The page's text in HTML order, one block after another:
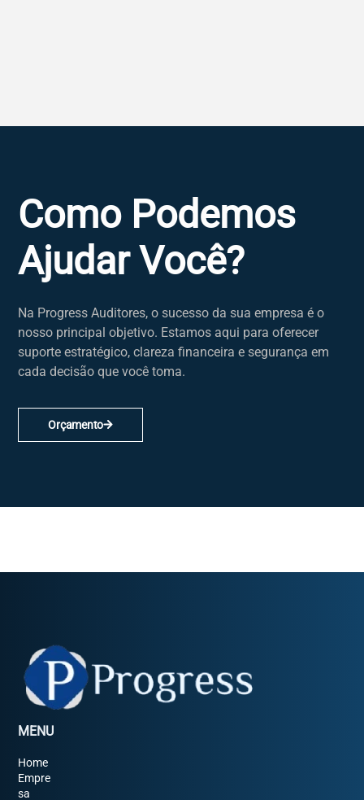
Como Podemos
Ajudar Você?
Na Progress Auditores, o sucesso da sua empresa é o
nosso principal objetivo. Estamos aqui para oferecer
suporte estratégico, clareza financeira e segurança em
cada decisão que você toma.
Orçamento
MENU
Home
Empre
sa